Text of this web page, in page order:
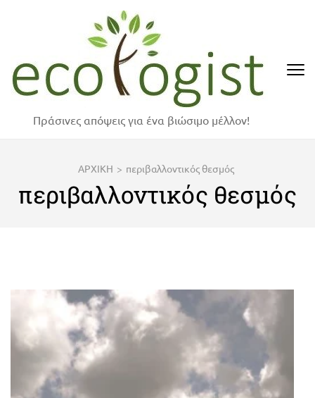
Enter)
Πράσινες απόψεις για ένα βιώσιμο μέλλον!
ΑΡΧΙΚΗ > περιβαλλοντικός θεσμός
περιβαλλοντικός θεσμός